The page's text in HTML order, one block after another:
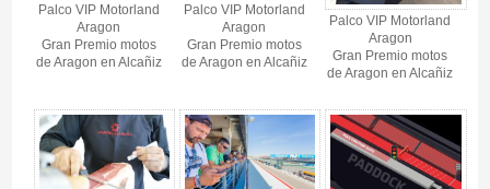
Palco VIP Motorland
Aragon
Gran Premio motos
de Aragon en Alcañiz
Palco VIP Motorland
Aragon
Gran Premio motos
de Aragon en Alcañiz
Palco VIP Motorland
Aragon
Gran Premio motos
de Aragon en Alcañiz